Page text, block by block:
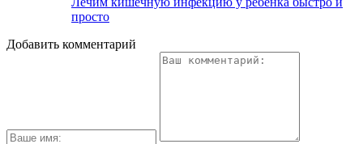
просто
Добавить комментарий